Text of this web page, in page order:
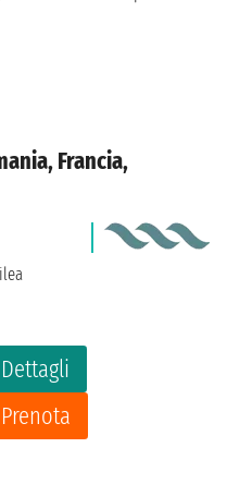
Francia,
Dettagli
Prenota